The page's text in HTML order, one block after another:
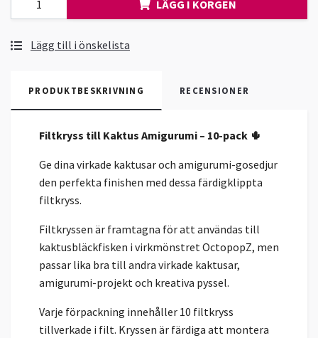
LÄGG I KORGEN
Lägg till i önskelista
PRODUKTBESKRIVNING RECENSIONER
Filtkryss till Kaktus Amigurumi – 10-pack 🌵
Ge dina virkade kaktusar och amigurumi-gosedjur
den perfekta finishen med dessa färdigklippta
filtkryss.
Filtkryssen är framtagna för att användas till
kaktusbläckfisken i virkmönstret OctopopZ, men
passar lika bra till andra virkade kaktusar,
amigurumi-projekt och kreativa pyssel.
Varje förpackning innehåller 10 filtkryss
tillverkade i filt. Kryssen är färdiga att montera